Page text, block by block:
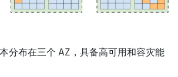
分布在三个 AZ，具备高可用和容灾能